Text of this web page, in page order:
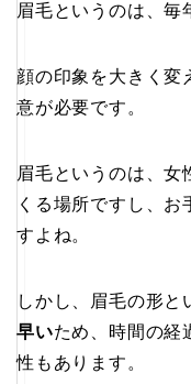
眉毛というのは、毎
顔の印象を大きく変
意が必要です。
眉毛というのは、女
くる場所ですし、お
すよね。
しかし、眉毛の形と
早いため、時間の経
性もあります。